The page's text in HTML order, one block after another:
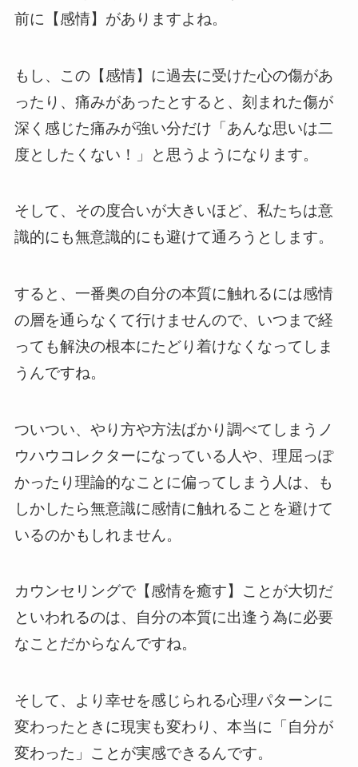
前に【感情】がありますよね。
もし、この【感情】に過去に受けた心の傷があ
ったり、痛みがあったとすると、刻まれた傷が
深く感じた痛みが強い分だけ「あんな思いは二
度としたくない！」と思うようになります。
そして、その度合いが大きいほど、私たちは意
識的にも無意識的にも避けて通ろうとします。
すると、一番奥の自分の本質に触れるには感情
の層を通らなくて行けませんので、いつまで経
っても解決の根本にたどり着けなくなってしま
うんですね。
ついつい、やり方や方法ばかり調べてしまうノ
ウハウコレクターになっている人や、理屈っぽ
かったり理論的なことに偏ってしまう人は、も
しかしたら無意識に感情に触れることを避けて
いるのかもしれません。
カウンセリングで【感情を癒す】ことが大切だ
といわれるのは、自分の本質に出逢う為に必要
なことだからなんですね。
そして、より幸せを感じられる心理パターンに
変わったときに現実も変わり、本当に「自分が
変わった」ことが実感できるんです。